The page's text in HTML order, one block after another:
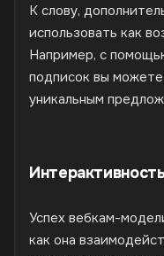
К слову,
использовать как
Например, с
подписок вы
уникальным
Успех вебкам-
как она